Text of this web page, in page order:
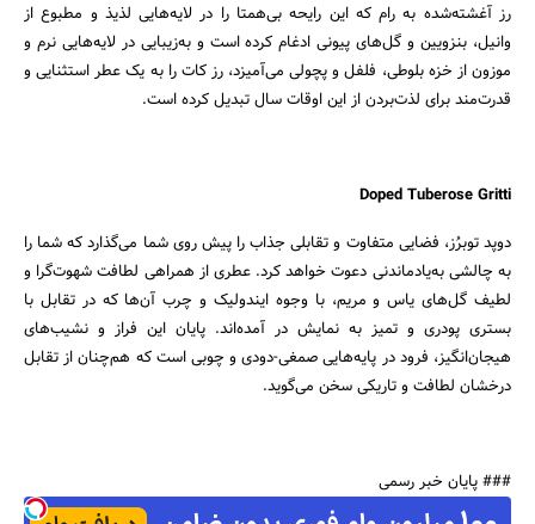
رز آغشته‌شده به رام که این رایحه بی‌همتا را در لایه‌هایی لذیذ و مطبوع از
وانیل، بنزویین و گل‌های پیونی ادغام کرده است و به‌زیبایی در لایه‌هایی نرم و
موزون از خزه بلوطی، فلفل و پچولی می‌‌آمیزد، رز کات را به یک عطر استثنایی و
قدرت‌مند برای لذت‌بردن از این اوقات سال تبدیل کرده است.
Doped Tuberose Gritti
دوپد توبرُز، فضایی متفاوت و تقابلی جذاب را پیش روی شما می‌گذارد که شما را
به چالشی به‌یاد‌ماندنی دعوت خواهد کرد. عطری از همراهی لطافت شهوت‌گرا و
لطیف گل‌های یاس و مریم، با وجوه ایندولیک و چرب آن‌ها که در تقابل با
بستری پودری و تمیز به نمایش در آمده‌اند. پایان این فراز و نشیب‌های
هیجان‌انگیز، فرود در پایه‌هایی صمغی-دودی و چوبی است که هم‌چنان از تقابل
درخشان لطافت و تاریکی سخن می‌گوید.
### پایان خبر رسمی